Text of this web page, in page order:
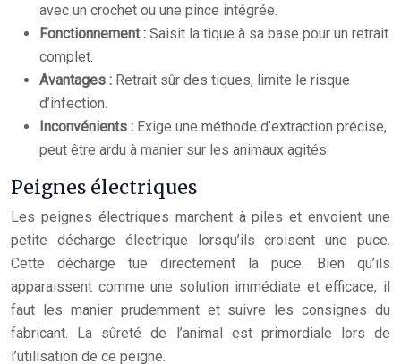
avec un crochet ou une pince intégrée.
Fonctionnement : Saisit la tique à sa base pour un retrait
complet.
Avantages : Retrait sûr des tiques, limite le risque
d’infection.
Inconvénients : Exige une méthode d’extraction précise,
peut être ardu à manier sur les animaux agités.
Peignes électriques
Les peignes électriques marchent à piles et envoient une
petite décharge électrique lorsqu’ils croisent une puce.
Cette décharge tue directement la puce. Bien qu’ils
apparaissent comme une solution immédiate et efficace, il
faut les manier prudemment et suivre les consignes du
fabricant. La sûreté de l’animal est primordiale lors de
l’utilisation de ce peigne.